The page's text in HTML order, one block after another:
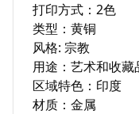
打印方式：2色
类型：黄铜
风格: 宗教
用途：艺术和收藏
区域特色：印度
材质：金属